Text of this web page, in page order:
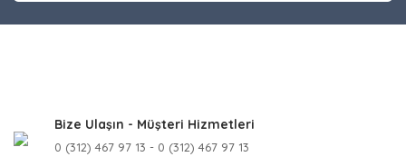
Bize Ulaşın - Müşteri Hizmetleri
0 (312) 467 97 13 - 0 (312) 467 97 13